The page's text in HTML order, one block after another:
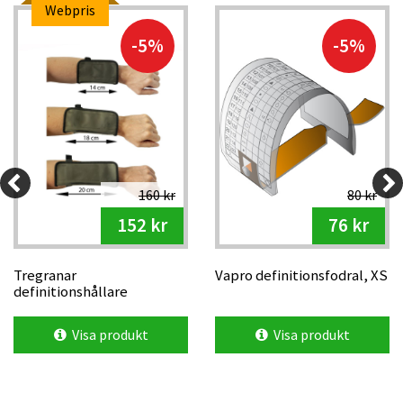
Webpris
-5%
160 kr
152 kr
Tregranar
definitionshållare
Visa produkt
-5%
80 kr
76 kr
Vapro definitionsfodral, XS
Visa produkt